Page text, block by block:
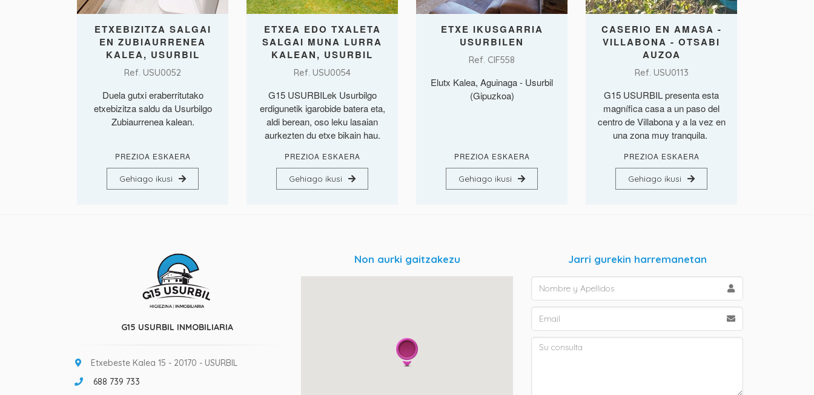
ETXEBIZITZA SALGAI
EN ZUBIAURRENEA
KALEA, USURBIL
Ref. USU0052
Duela gutxi eraberritutako
etxebizitza saldu da Usurbilgo
Zubiaurrenea kalean.
PREZIOA ESKAERA
Gehiago ikusi
ETXEA EDO TXALETA
SALGAI MUNA LURRA
KALEAN, USURBIL
Ref. USU0054
G15 USURBILek Usurbilgo
erdigunetik igarobide batera eta,
aldi berean, oso leku lasaian
aurkezten du etxe bikain hau.
PREZIOA ESKAERA
Gehiago ikusi
ETXE IKUSGARRIA
USURBILEN
Ref. CIF558
Elutx Kalea, Aguinaga - Usurbil
(Gipuzkoa)
PREZIOA ESKAERA
Gehiago ikusi
CASERIO EN AMASA -
VILLABONA - OTSABI
AUZOA
Ref. USU0113
G15 USURBIL presenta esta
magnífica casa a un paso del
centro de Villabona y a la vez en
una zona muy tranquila.
PREZIOA ESKAERA
Gehiago ikusi
G15 USURBIL INMOBILIARIA
Etxebeste Kalea 15 - 20170 - USURBIL
688 739 733
Non aurki gaitzakezu Jarri gurekin harremanetan